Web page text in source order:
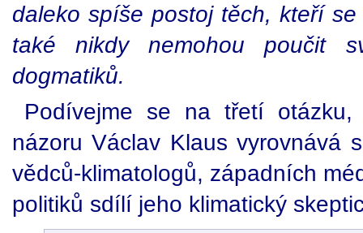
daleko spíše postoj těch, kteří
také nikdy nemohou poučit
dogmatiků.
Podívejme se na třetí
názoru Václav Klaus vyrovnává
vědců-klimatologů, západních
politiků sdílí jeho klimatický